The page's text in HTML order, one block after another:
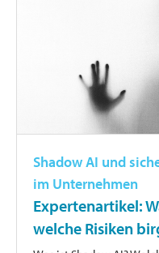
Shadow AI und
im Unternehmen
Expertenartikel:
welche Risiken